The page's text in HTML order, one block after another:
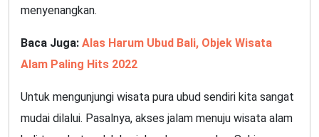
menyenangkan.
Baca Juga: Alas Harum Ubud Bali, Objek Wisata
Alam Paling Hits 2022
Untuk mengunjungi wisata pura ubud sendiri kita sangat
mudai dilalui. Pasalnya, akses jalam menuju wisata alam